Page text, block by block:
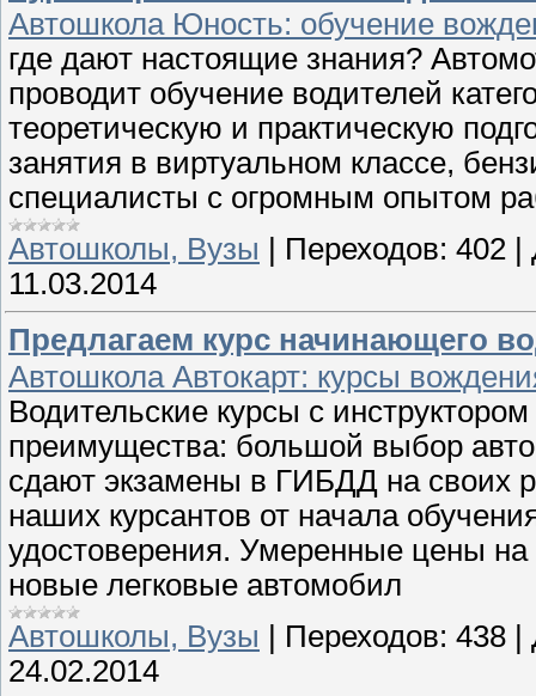
Автошкола Юность: обучение
где дают настоящие знания?
проводит обучение водителей
теоретическую и практическую
занятия в виртуальном классе,
специалисты с огромным опытом
Автошколы, Вузы | Переходов: 402 |
11.03.2014
Предлагаем курс начинающего
Автошкола Автокарт: курсы
Водительские курсы с
преимущества: большой выбор
сдают экзамены в ГИБДД на своих
наших курсантов от начала
удостоверения. Умеренные цены
новые легковые автомобил
Автошколы, Вузы
Переходов: 438
24.02.2014